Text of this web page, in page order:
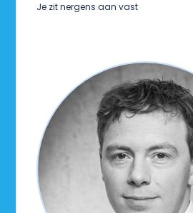
Je zit nergens aan vast